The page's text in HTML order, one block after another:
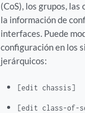
(CoS), los grupos,
la información de
interfaces. Puede
configuración en los
jerárquicos:
[edit chassis]
[edit class-of-